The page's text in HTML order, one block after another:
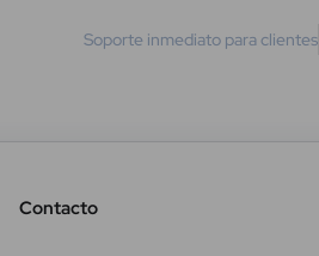
Soporte inmediato para clientes
Contacto